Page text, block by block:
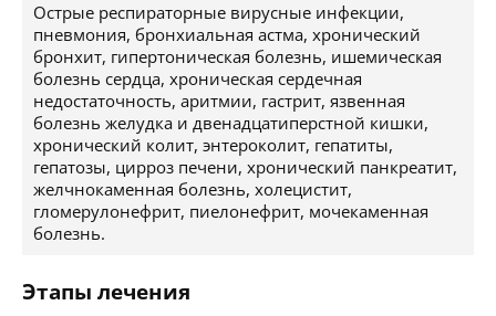
Острые респираторные вирусные инфекции,
пневмония, бронхиальная астма, хронический
бронхит, гипертоническая болезнь, ишемическая
болезнь сердца, хроническая сердечная
недостаточность, аритмии, гастрит, язвенная
болезнь желудка и двенадцатиперстной кишки,
хронический колит, энтероколит, гепатиты,
гепатозы, цирроз печени, хронический панкреатит,
желчнокаменная болезнь, холецистит,
гломерулонефрит, пиелонефрит, мочекаменная
болезнь.
Этапы лечения